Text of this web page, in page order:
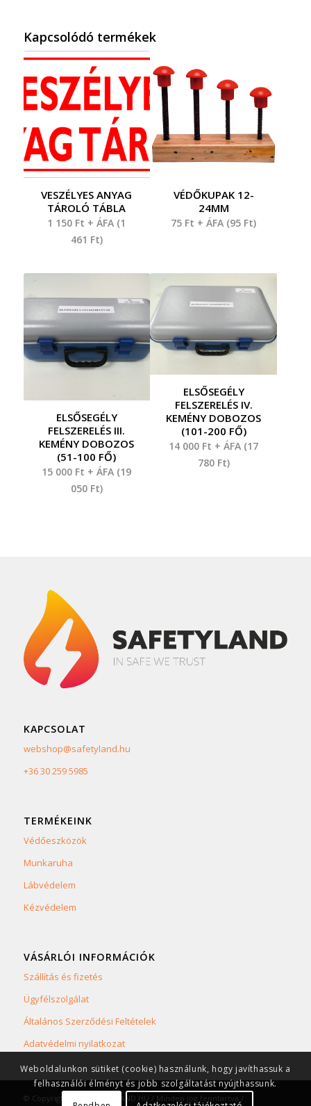
Kapcsolódó termékek
VESZÉLYES ANYAG
TÁROLÓ TÁBLA
1 150 Ft + ÁFA (1
461 Ft)
VÉDŐKUPAK 12-
24MM
75 Ft + ÁFA (95 Ft)
ELSŐSEGÉLY
FELSZERELÉS III.
KEMÉNY DOBOZOS
(51-100 FŐ)
15 000 Ft + ÁFA (19
050 Ft)
ELSŐSEGÉLY
FELSZERELÉS IV.
KEMÉNY DOBOZOS
(101-200 FŐ)
14 000 Ft + ÁFA (17
780 Ft)
KAPCSOLAT
webshop@safetyland.hu
+36 30 259 5985
TERMÉKEINK
Védőeszközök
Munkaruha
Lábvédelem
Kézvédelem
VÁSÁRLÓI INFORMÁCIÓK
Szállítás és fizetés
Ügyfélszolgálat
Általános Szerződési Feltételek
Adatvédelmi nyilatkozat
© Copyright 2023 SAFETYLAND.HU / Minden jog fenntartva /
Weboldalunkon sütiket (cookie) használunk, hogy javíthassuk a
felhasználói élményt és jobb szolgáltatást nyújthassunk.